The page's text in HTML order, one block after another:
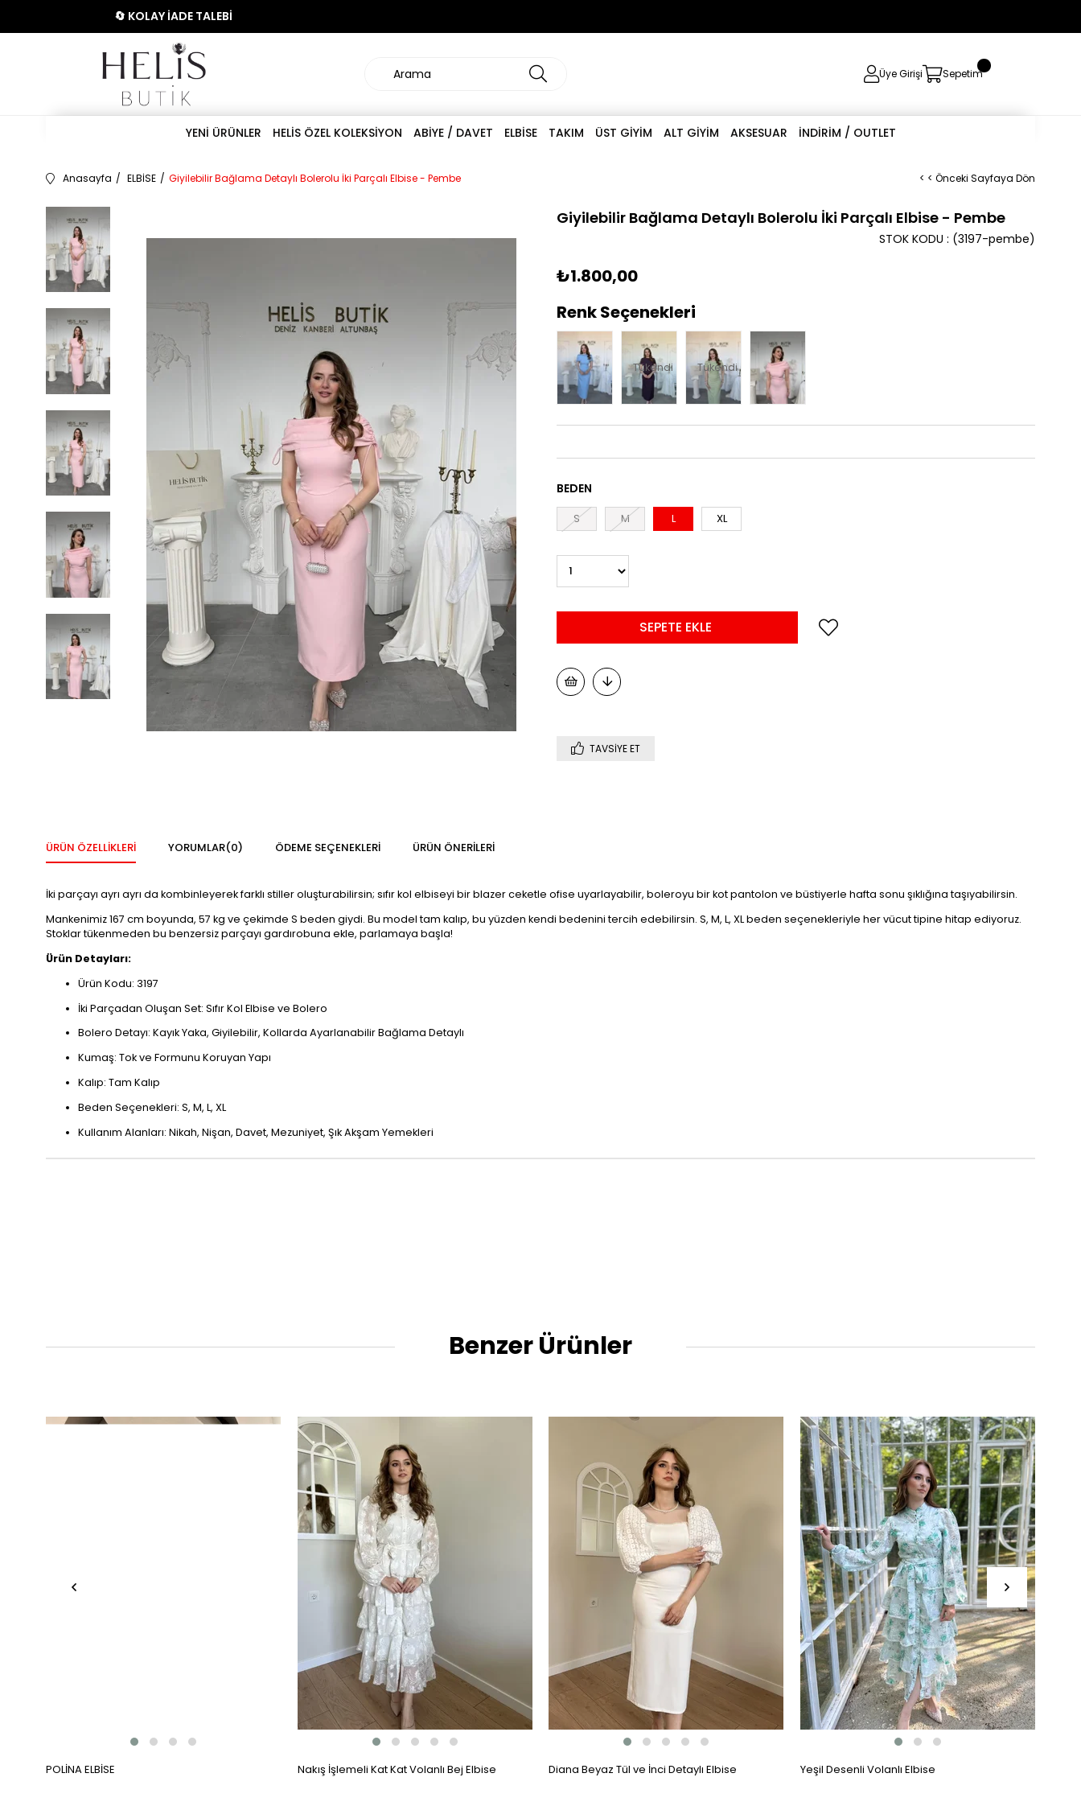
🔄 KOLAY İADE TALEBİ
Üye Girişi Sepetim
YENİ ÜRÜNLER HELİS ÖZEL KOLEKSİYON ABİYE / DAVET ELBİSE TAKIM ÜST GİYİM ALT GİYİM AKSESUAR İNDİRİM / OUTLET
Anasayfa ELBİSE Giyilebilir Bağlama Detaylı Bolerolu İki Parçalı Elbise - Pembe < < Önceki Sayfaya Dön
Giyilebilir Bağlama Detaylı Bolerolu İki Parçalı Elbise - Pembe
(3197-pembe)
STOK KODU
₺1.800,00
Renk Seçenekleri
Tükendi Tükendi
BEDEN
S M L XL
TAVSIYE ET
ÜRÜN ÖZELLIKLERI YORUMLAR(0) ÖDEME SEÇENEKLERI ÜRÜN ÖNERILERI
İki parçayı ayrı ayrı da kombinleyerek farklı stiller oluşturabilirsin; sıfır kol elbiseyi bir blazer ceketle ofise uyarlayabilir, boleroyu bir kot pantolon ve büstiyerle hafta sonu şıklığına taşıyabilirsin.
Mankenimiz 167 cm boyunda, 57 kg ve çekimde S beden giydi. Bu model tam kalıp, bu yüzden kendi bedenini tercih edebilirsin. S, M, L, XL beden seçenekleriyle her vücut tipine hitap ediyoruz.
Stoklar tükenmeden bu benzersiz parçayı gardırobuna ekle, parlamaya başla!
Ürün Detayları:
Ürün Kodu: 3197
İki Parçadan Oluşan Set: Sıfır Kol Elbise ve Bolero
Bolero Detayı: Kayık Yaka, Giyilebilir, Kollarda Ayarlanabilir Bağlama Detaylı
Kumaş: Tok ve Formunu Koruyan Yapı
Kalıp: Tam Kalıp
Beden Seçenekleri: S, M, L, XL
Kullanım Alanları: Nikah, Nişan, Davet, Mezuniyet, Şık Akşam Yemekleri
Benzer Ürünler
POLİNA ELBİSE Nakış İşlemeli Kat Kat Volanlı Bej Elbise Diana Beyaz Tül ve İnci Detaylı Elbise Yeşil Desenli Volanlı Elbise